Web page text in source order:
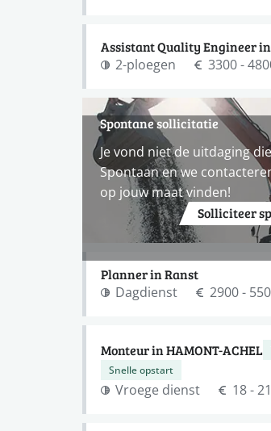
Assistant Quality Engineer in
2-ploegen
3300 -
Spontane sollicitatie
Je vond niet de uitdaging
Spontaan en we
op jouw maat vinden!
Solliciteer
Planner in Ranst
Dagdienst
2900 -
Monteur in HAMONT-ACHEL
Snelle opstart
Vroege dienst 18 - 21